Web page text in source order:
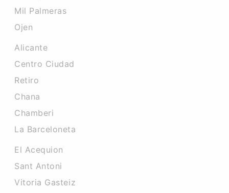
Mil Palmeras
Ojen
Alicante
Centro Ciudad
Retiro
Chana
Chamberi
La Barceloneta
El Acequion
Sant Antoni
Vitoria Gasteiz